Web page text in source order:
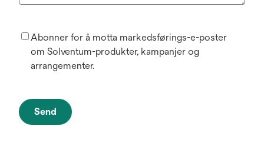
Abonner for å motta markedsførings-e-poster
om Solventum-produkter, kampanjer og
arrangementer.
Send